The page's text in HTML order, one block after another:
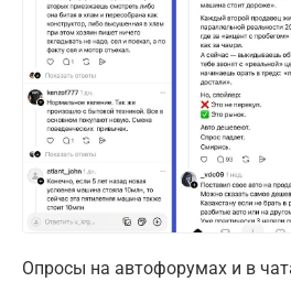
Опросы на автофорумах и в